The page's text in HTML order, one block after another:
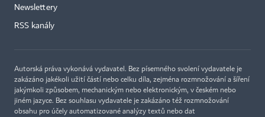
Newslettery
RSS kanály
Autorská práva vykonává vydavatel. Bez písemného svolení vydavatele je
zakázáno jakékoli užití částí nebo celku díla, zejména rozmnožování a šíření
jakýmkoli způsobem, mechanickým nebo elektronickým, v českém nebo
jiném jazyce. Bez souhlasu vydavatele je zakázáno též rozmnožování
obsahu pro účely automatizované analýzy textů nebo dat